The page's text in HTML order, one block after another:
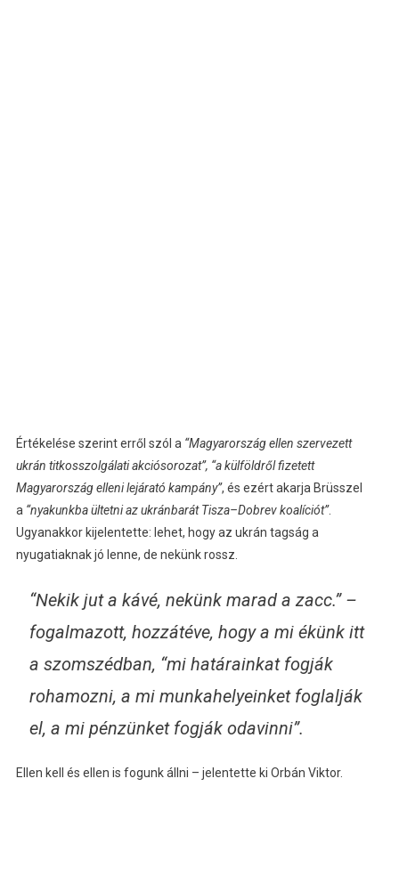
Értékelése szerint erről szól a “Magyarország ellen szervezett
ukrán titkosszolgálati akciósorozat”, “a külföldről fizetett
Magyarország elleni lejárató kampány”, és ezért akarja Brüsszel
a “nyakunkba ültetni az ukránbarát Tisza–Dobrev koalíciót”.
Ugyanakkor kijelentette: lehet, hogy az ukrán tagság a
nyugatiaknak jó lenne, de nekünk rossz.
“Nekik jut a kávé, nekünk marad a zacc.” –
fogalmazott, hozzátéve, hogy a mi ékünk itt
a szomszédban, “mi határainkat fogják
rohamozni, a mi munkahelyeinket foglalják
el, a mi pénzünket fogják odavinni”.
Ellen kell és ellen is fogunk állni – jelentette ki Orbán Viktor.